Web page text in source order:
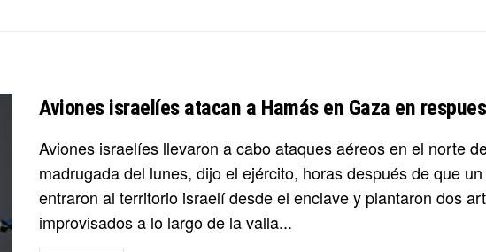
Aviones israelíes atacan a Hamás en Gaza en
Aviones israelíes llevaron a cabo ataques aéreos en el norte
madrugada del lunes, dijo el ejército, horas después de que
entraron al territorio israelí desde el enclave y plantaron dos
improvisados ​​a lo largo de la valla...